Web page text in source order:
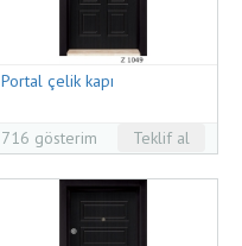
Portal çelik kapı
716 gösterim Teklif al